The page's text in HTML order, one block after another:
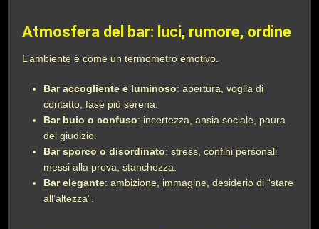
Atmosfera del bar: luci, rumore, ordine
L’ambiente è come un termometro emotivo.
Bar accogliente e luminoso: apertura, voglia di
contatto, fase più serena.
Bar buio o confuso: incertezza, ansia sociale, paura
del giudizio.
Bar sporco o disordinato: stress, confini personali
messi alla prova, stanchezza.
Bar elegante: ambizione, immagine, desiderio di “stare
all’altezza”.